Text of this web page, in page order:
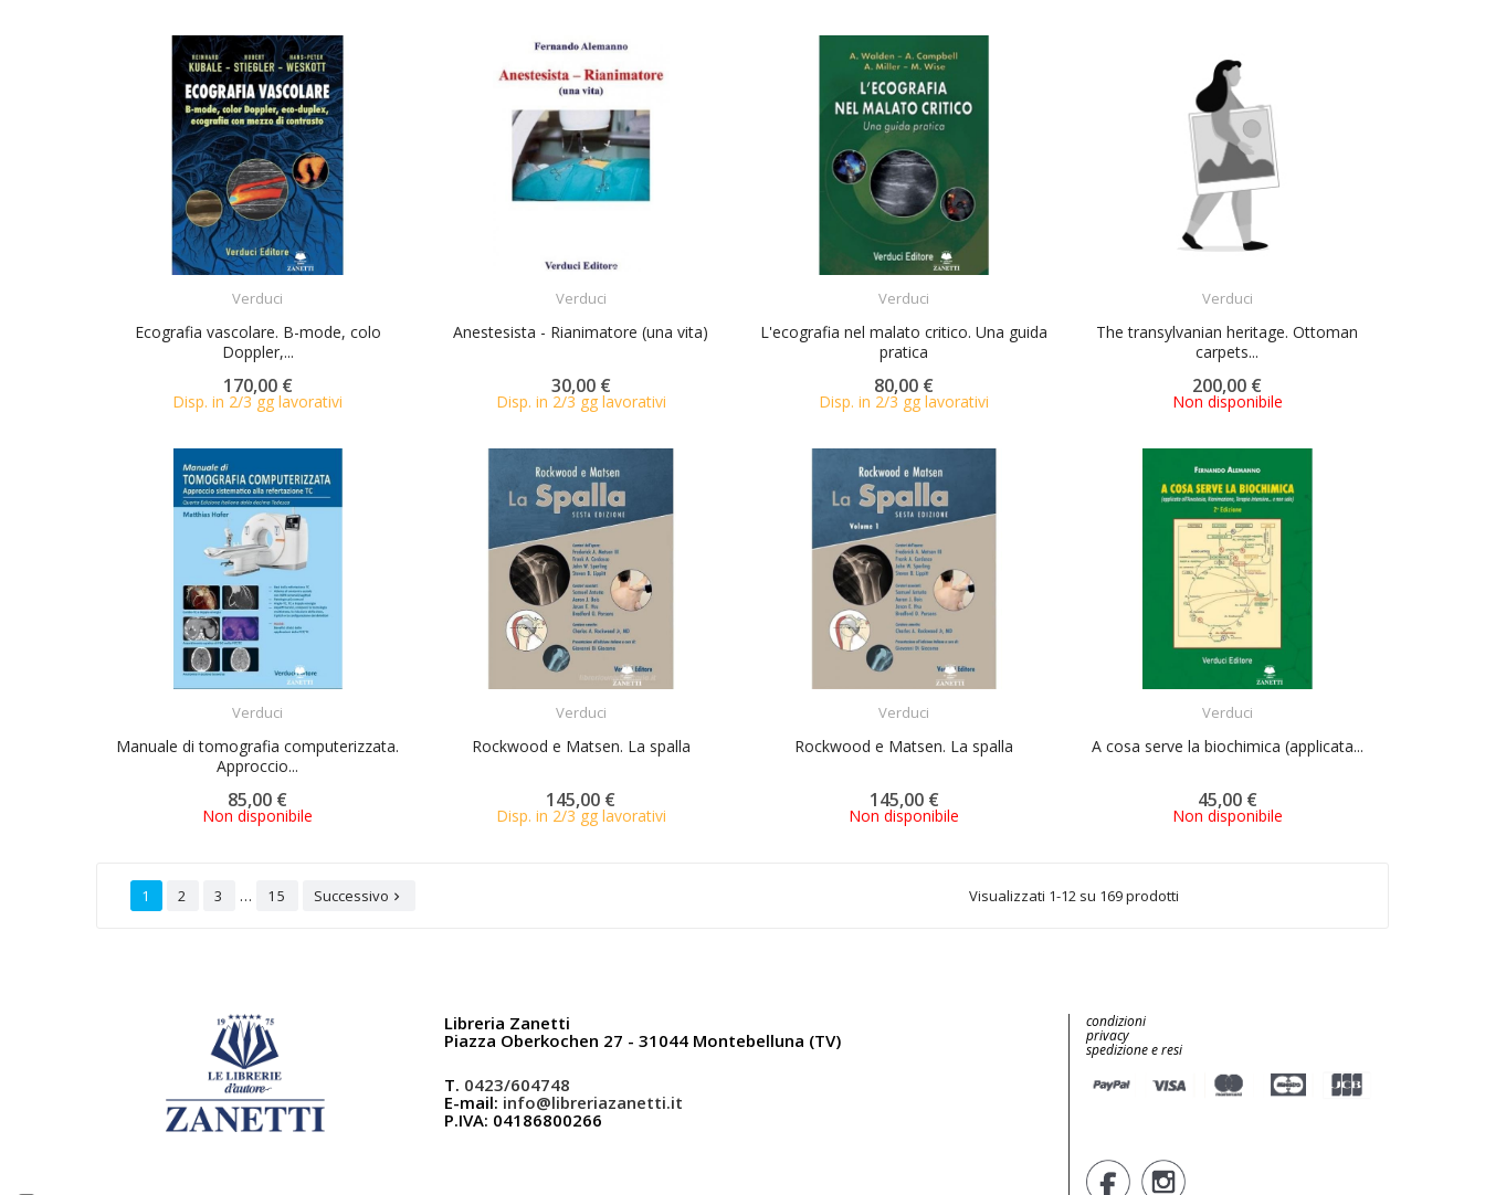
Verduci
Ecografia vascolare. B-mode, colo
Doppler,...
170,00 €
Disp. in 2/3 gg lavorativi
Verduci
Anestesista - Rianimatore (una vita)
30,00 €
Disp. in 2/3 gg lavorativi
Verduci
L'ecografia nel malato critico. Una guida
pratica
80,00 €
Disp. in 2/3 gg lavorativi
Verduci
The transylvanian heritage. Ottoman
carpets...
200,00 €
Non disponibile
Verduci
Manuale di tomografia computerizzata.
Approccio...
85,00 €
Non disponibile
Verduci
Rockwood e Matsen. La spalla
145,00 €
Disp. in 2/3 gg lavorativi
Verduci
Rockwood e Matsen. La spalla
145,00 €
Non disponibile
Verduci
A cosa serve la biochimica (applicata...
45,00 €
Non disponibile
1 2 3 … 15 Successivo  Visualizzati 1-12 su 169 prodotti
Libreria Zanetti
Piazza Oberkochen 27 - 31044 Montebelluna (TV)
T. 0423/604748
E-mail: info@libreriazanetti.it
P.IVA: 04186800266
condizioni
privacy
spedizione e resi